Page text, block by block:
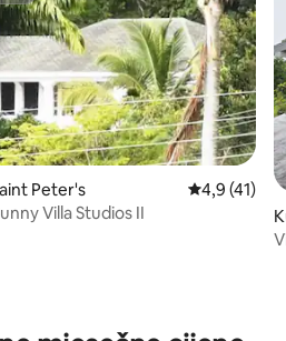
5, recenzija: 4
Peter's Prosječna
4,9 (41)
Villa Studios II